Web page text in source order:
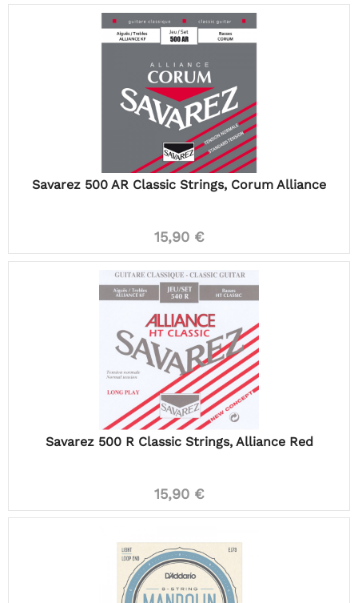
Savarez 500 AR Classic Strings, Corum Alliance
15,90 €
Savarez 500 R Classic Strings, Alliance Red
15,90 €